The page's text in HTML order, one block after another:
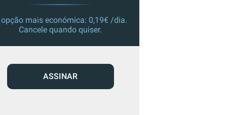
mais económica: 0,19€ /dia.
Cancele quando quiser.
ASSINAR